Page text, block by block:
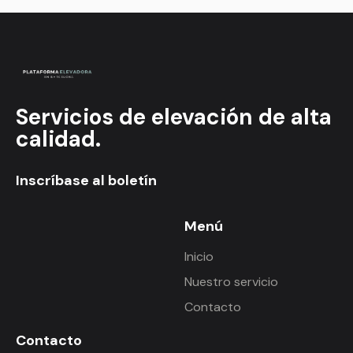
Servicios de elevación de alta
calidad.
Inscríbase al boletín
Menú
Inicio
Nuestro servicio
Contacto
Contacto